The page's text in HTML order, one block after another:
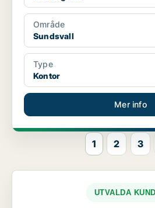
Område
Sundsvall
Type
Kontor
Mer info
1 2 3
UTVALDA